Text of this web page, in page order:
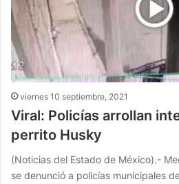
viernes 10 septiembre, 2021
Viral: Policías arrollan
perrito Husky
(Noticias del Estado de México).-
se denunció a policías municipales